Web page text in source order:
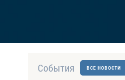
ВСЕ НОВОСТИ
События